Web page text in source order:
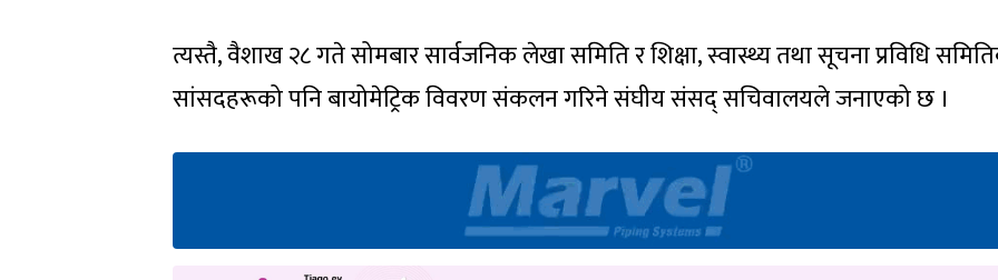
त्यस्तै, वैशाख २८ गते सोमबार सार्वजनिक लेखा समिति र शिक्षा, स्वास्थ्य तथा सूचना प्रविधि
सांसदहरूको पनि बायोमेट्रिक विवरण संकलन गरिने संघीय संसद् सचिवालयले जनाएको छ ।